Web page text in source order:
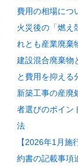
費用の相場につ
火災後の「燃え
れとも産業廃棄
建設混合廃棄物
と費用を抑える
新築工事の産廃
者選びのポイン
法
【2026年1月施
約書の記載事項